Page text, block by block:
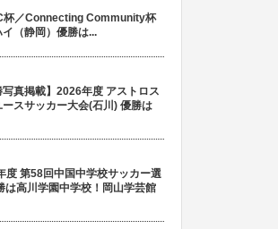
杯／Connecting Community杯
（静岡）優勝は...
真掲載】2026年度 アストロス
スサッカー大会(石川) 優勝は
度 第58回中国中学校サッカー選
は高川学園中学校！岡山学芸館